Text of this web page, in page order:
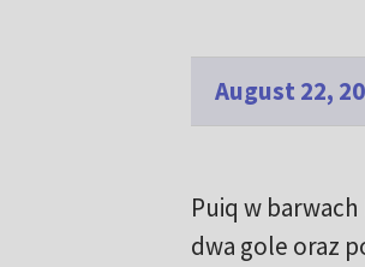
August 22,
Puiq w
dwa gole oraz